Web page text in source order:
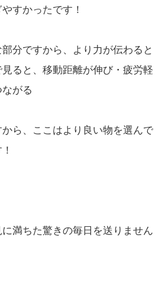
すかったです！
分ですから、より力が伝わると
ると、移動距離が伸び・疲労軽
がる
ら、ここはより良い物を選んで
満ちた驚きの毎日を送りません